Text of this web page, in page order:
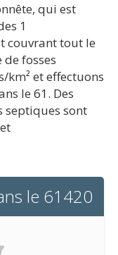
qui est
1
couvrant tout le
fosses
et effectuons
le 61. Des
septiques sont
le 61420